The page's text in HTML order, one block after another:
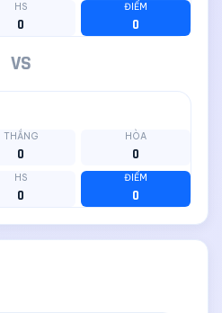
HS
0
ĐIỂM
0
VS
THẮNG
0
HÒA
0
HS
0
ĐIỂM
0